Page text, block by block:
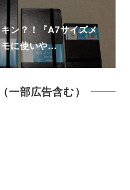
ン？！『A7サイズメ
モに使いや…
一部広告含む）